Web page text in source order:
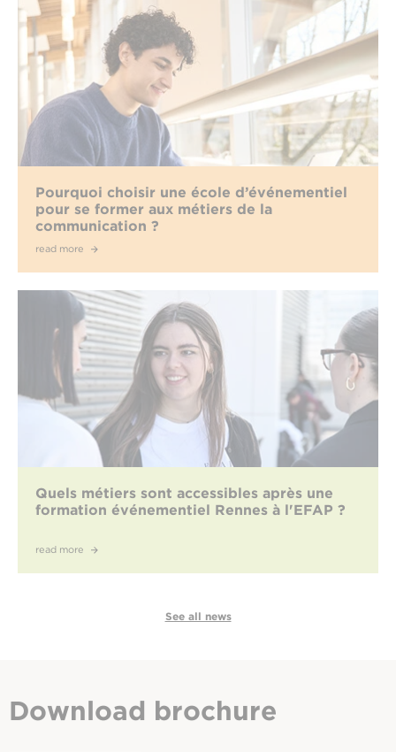
Pourquoi choisir une école d’événementiel
pour se former aux métiers de la
communication ?
read more
Quels métiers sont accessibles après une
formation événementiel Rennes à l'EFAP ?
read more
See all news
Download brochure